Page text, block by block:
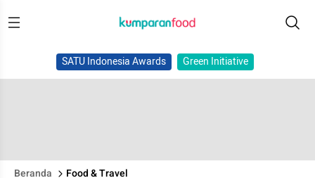
SATU Indonesia Awards Green Initiative
Beranda Food & Travel